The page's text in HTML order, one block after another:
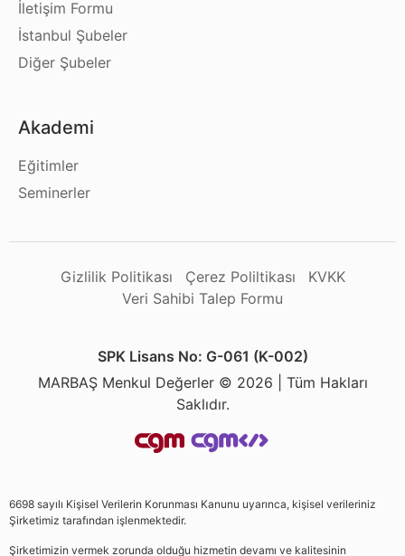
İletişim Formu
İstanbul Şubeler
Diğer Şubeler
Akademi
Eğitimler
Seminerler
Gizlilik Politikası Çerez Poliltikası
KVKK
Veri Sahibi Talep Formu
SPK Lisans No: G-061 (K-002)
MARBAŞ Menkul Değerler © 2026 | Tüm Hakları
Saklıdır.
6698 sayılı Kişisel Verilerin Korunması Kanunu uyarınca, kişisel verileriniz
Şirketimiz tarafından işlenmektedir.
Şirketimizin vermek zorunda olduğu hizmetin devamı ve kalitesinin